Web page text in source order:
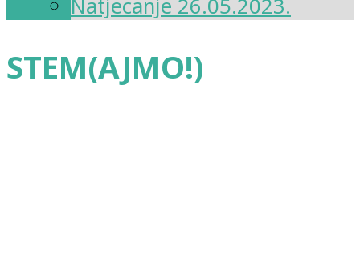
Natjecanje 26.05.2023.
STEM(AJMO!)